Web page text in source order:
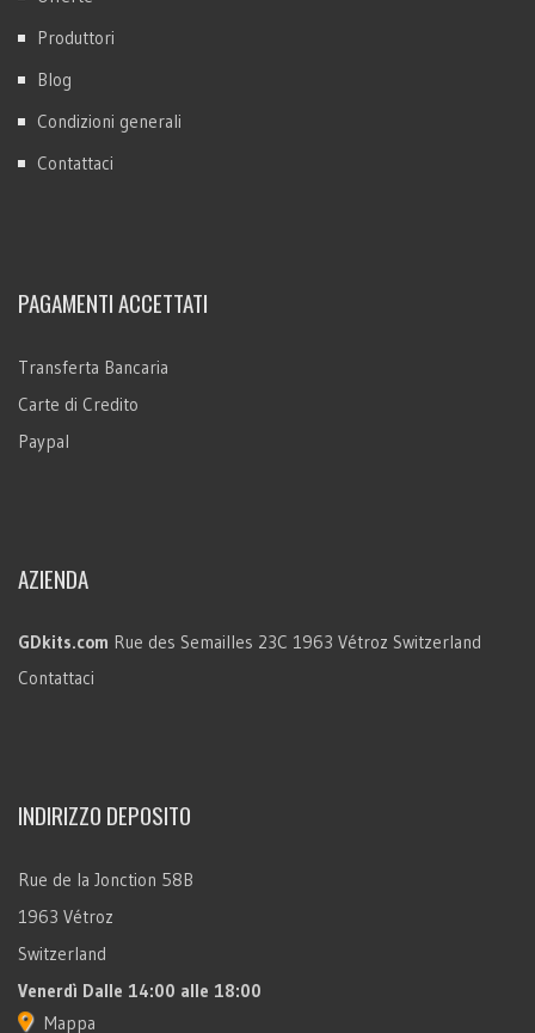
Produttori
Blog
Condizioni generali
Contattaci
PAGAMENTI ACCETTATI
Transferta Bancaria
Carte di Credito
Paypal
AZIENDA
GDkits.com Rue des Semailles 23C 1963 Vétroz Switzerland
Contattaci
INDIRIZZO DEPOSITO
Rue de la Jonction 58B
1963 Vétroz
Switzerland
Venerdì Dalle 14:00 alle 18:00
Mappa